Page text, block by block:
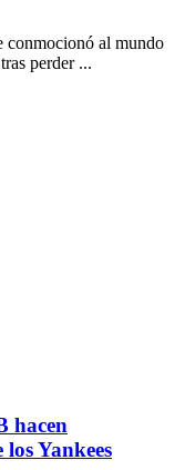
al mundo
perder ...
hacen
Yankees